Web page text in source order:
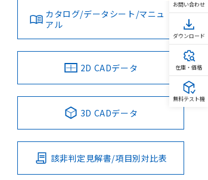
カタログ/データシート/マニュ
アル
2D CADデータ
3D CADデータ
該非判定見解書/項目別対比表
お問い合わせ
ダウンロード
在庫・価格
無料テスト機